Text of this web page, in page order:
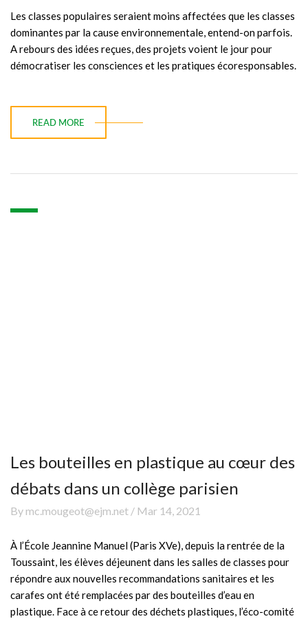
Les classes populaires seraient moins affectées que les classes
dominantes par la cause environnementale, entend-on parfois.
A rebours des idées reçues, des projets voient le jour pour
démocratiser les consciences et les pratiques écoresponsables.
READ MORE
Les bouteilles en plastique au cœur des
débats dans un collège parisien
By mc.mougeot@ejm.net / Mar 14, 2021
À l’École Jeannine Manuel (Paris XVe), depuis la rentrée de la
Toussaint, les élèves déjeunent dans les salles de classes pour
répondre aux nouvelles recommandations sanitaires et les
carafes ont été remplacées par des bouteilles d’eau en
plastique. Face à ce retour des déchets plastiques, l’éco-comité